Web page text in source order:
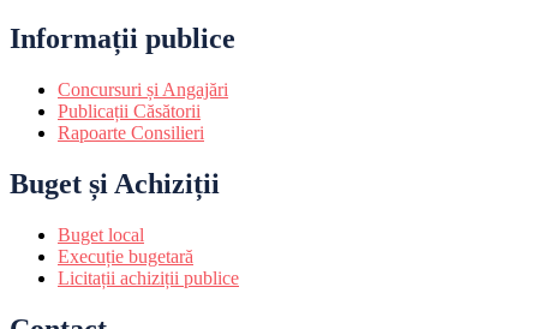
Informații publice
Concursuri și Angajări
Publicații Căsătorii
Rapoarte Consilieri
Buget și Achiziții
Buget local
Execuție bugetară
Licitații achiziții publice